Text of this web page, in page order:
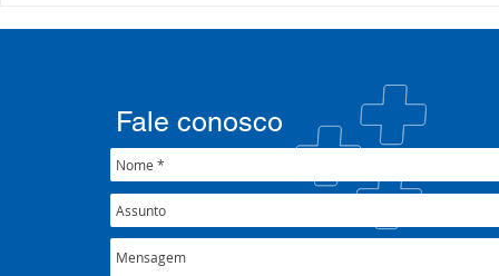
SETEC, realiza Assembleia e
COSEMS/
junto ao
Nacional
Fale conosco